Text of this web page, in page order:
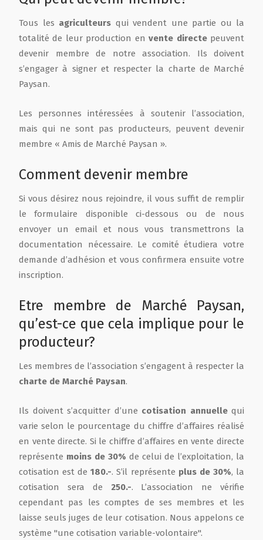
Tous les agriculteurs qui vendent une partie ou la
totalité de leur production envente directepeuvent
devenir membre de notre association. Ils doivent
s’engager à signer et respecter la charte de Marché
Paysan.
Les personnes intéressées à soutenir l’association,
mais qui ne sont pas producteurs, peuvent devenir
membre « Amis de Marché Paysan ».
Comment devenir membre
Si vous désirez nous rejoindre, il vous suffit de remplir
le formulaire disponible ci-dessous ou de nous
envoyer un email et nous vous transmettrons la
documentation nécessaire. Le comité étudiera votre
demande d’adhésion et vous confirmera ensuite votre
inscription.
Etre membre de Marché Paysan,
qu’est-ce que cela implique pour le
producteur?
Les membres de l’association s’engagent à respecter la
charte de Marché Paysan.
Ils doivent s’acquitter d’une cotisation annuellequi
varie selon le pourcentage du chiffre d’affaires réalisé
en vente directe. Si le chiffre d’affaires en vente directe
représente moins de 30% de celui de l’exploitation, la
cotisation est de180.-. S’il représente plus de 30%, la
cotisation sera de 250.-. L’association ne vérifie
cependant pas les comptes de ses membres et les
laisse seuls juges de leur cotisation. Nous appelons ce
système "une cotisation variable-volontaire".
Fête Marché Paysan
Partenaires